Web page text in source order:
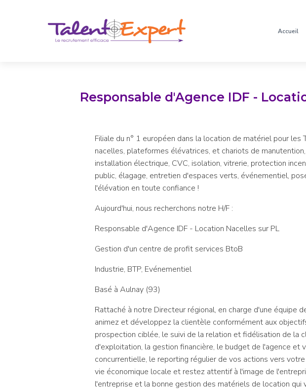
Accueil
Responsable d'Agence IDF -
Filiale du n° 1 européen dans la location de matériel pour
nacelles, plateformes élévatrices, et chariots de
installation électrique, CVC, isolation, vitrerie, protection
public, élagage, entretien d'espaces verts, événementiel,
l'élévation en toute confiance !
Aujourd'hui, nous recherchons notre H/F :
Responsable d'Agence IDF - Location Nacelles sur PL
Gestion d'un centre de profit services BtoB
Industrie, BTP, Evénementiel
Basé à Aulnay (93)
Rattaché à notre Directeur régional, en charge d'une équipe
animez et développez la clientèle conformément aux
prospection ciblée, le suivi de la relation et fidélisation de
d'exploitation, la gestion financière, le budget de l'agence et
concurrentielle, le reporting régulier de vos actions vers
vie économique locale et restez attentif à l'image de
l'entreprise et la bonne gestion des matériels de location